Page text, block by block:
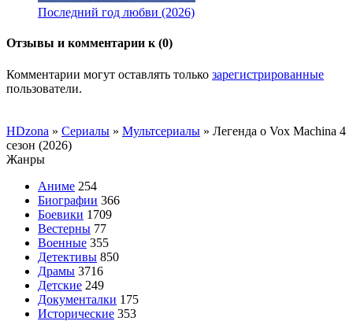
Последний год любви (2026)
Отзывы и комментарии к (0)
Комментарии могут оставлять только зарегистрированные
пользователи.
HDzona » Сериалы » Мультсериалы » Легенда о Vox Machina 4
сезон (2026)
Жанры
Аниме 254
Биографии 366
Боевики 1709
Вестерны 77
Военные 355
Детективы 850
Драмы 3716
Детские 249
Документалки 175
Исторические 353